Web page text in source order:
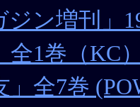
ジン増刊」
全1巻（KC
」全7巻